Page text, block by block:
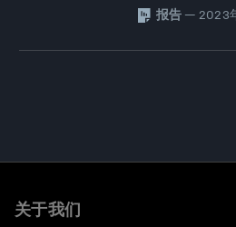
报告 — 2023
关于我们